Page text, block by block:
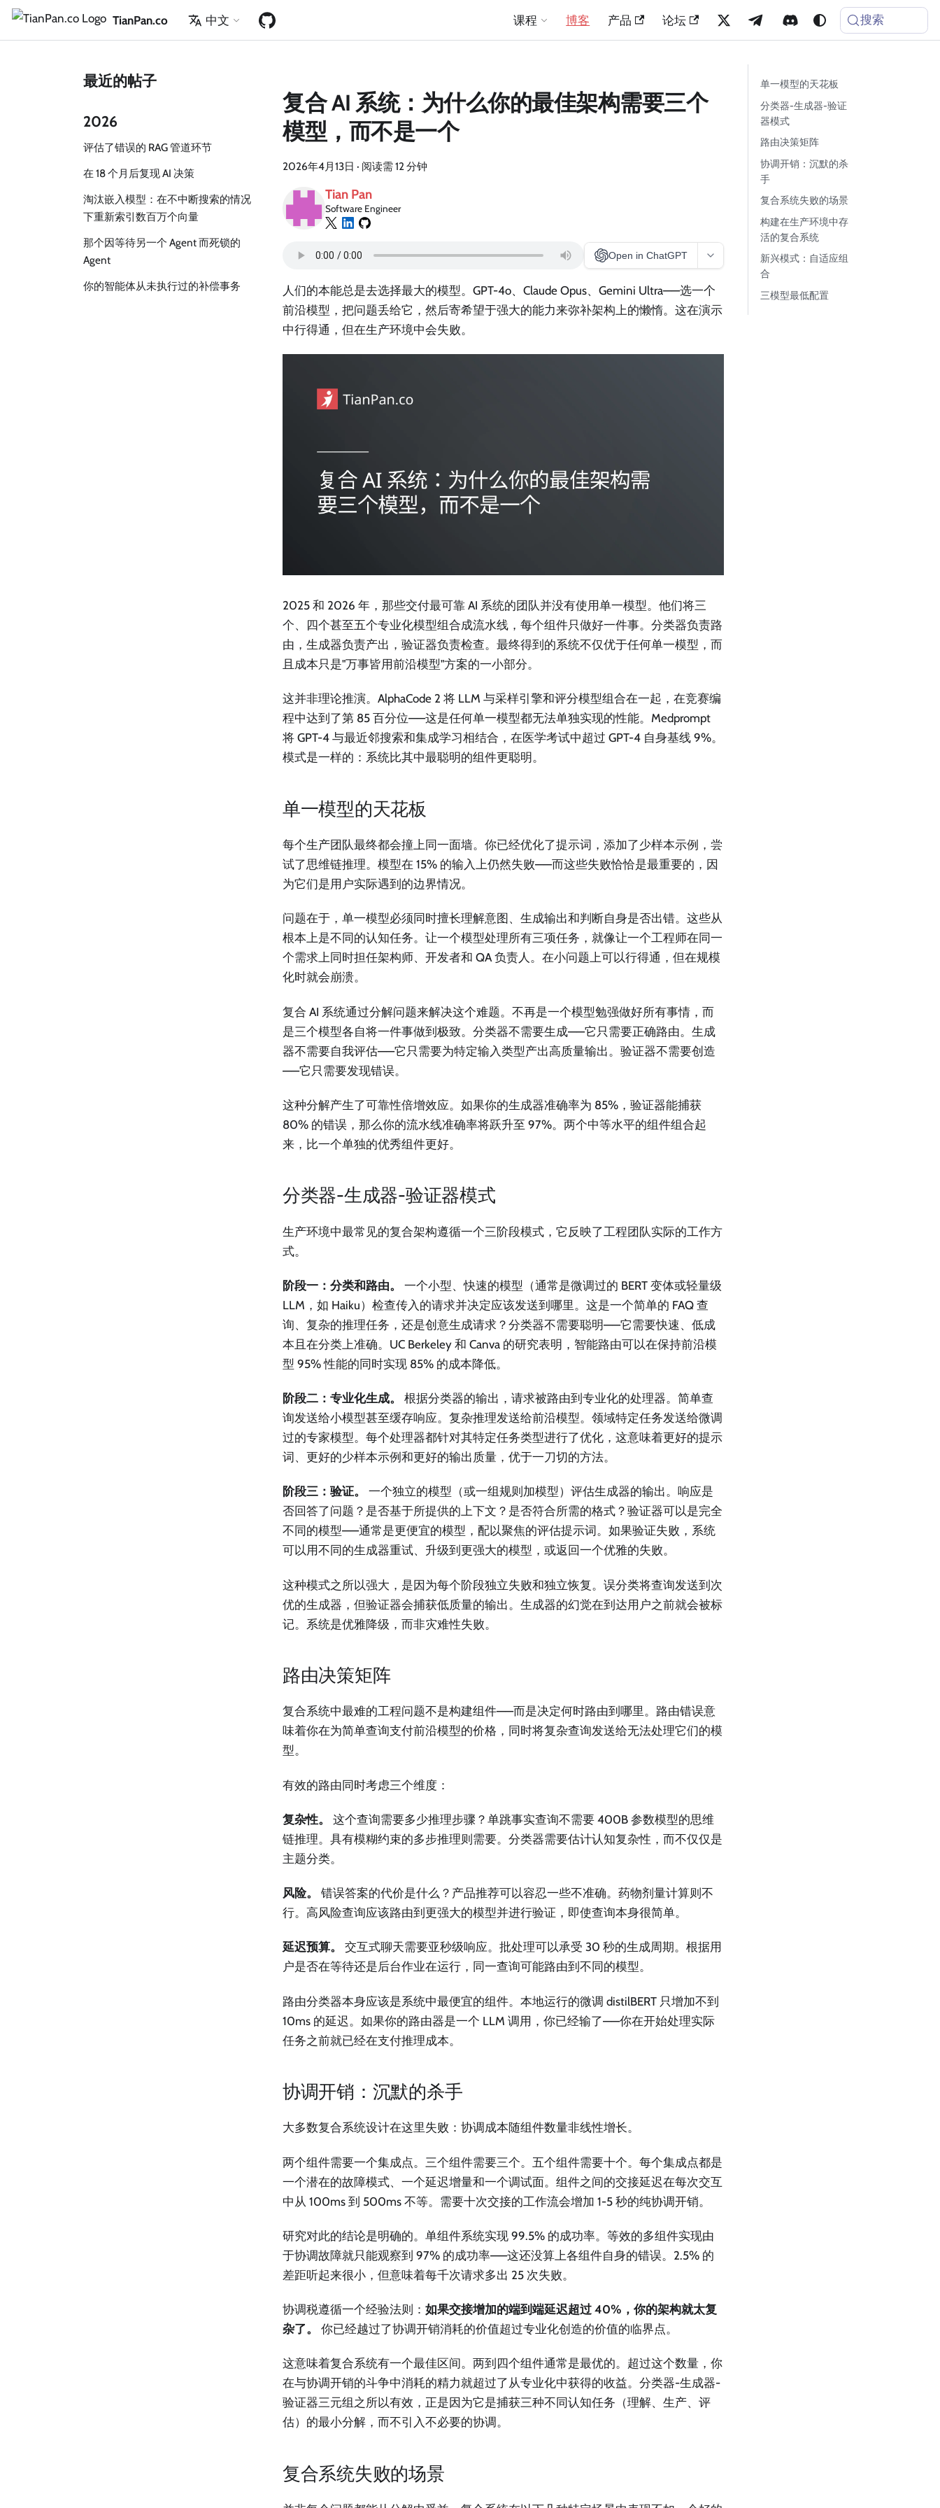
TianPan.co 中文 课程 博客 产品 论坛 搜索
最近的帖子
2026
评估了错误的 RAG 管道环节
在 18 个月后复现 AI 决策
淘汰嵌入模型：在不中断搜索的情况
下重新索引数百万个向量
那个因等待另一个 Agent 而死锁的
Agent
你的智能体从未执行过的补偿事务
复合 AI 系统：为什么你的最佳架构需要三个
模型，而不是一个
2026年4月13日 · 阅读需 12 分钟
Tian Pan
Software Engineer
Open in ChatGPT
人们的本能总是去选择最大的模型。GPT-4o、Claude Opus、Gemini Ultra——选一个
前沿模型，把问题丢给它，然后寄希望于强大的能力来弥补架构上的懒惰。这在演示
中行得通，但在生产环境中会失败。
2025 和 2026 年，那些交付最可靠 AI 系统的团队并没有使用单一模型。他们将三
个、四个甚至五个专业化模型组合成流水线，每个组件只做好一件事。分类器负责路
由，生成器负责产出，验证器负责检查。最终得到的系统不仅优于任何单一模型，而
且成本只是"万事皆用前沿模型"方案的一小部分。
这并非理论推演。AlphaCode 2 将 LLM 与采样引擎和评分模型组合在一起，在竞赛编
程中达到了第 85 百分位——这是任何单一模型都无法单独实现的性能。Medprompt
将 GPT-4 与最近邻搜索和集成学习相结合，在医学考试中超过 GPT-4 自身基线 9%。
模式是一样的：系统比其中最聪明的组件更聪明。
单一模型的天花板
每个生产团队最终都会撞上同一面墙。你已经优化了提示词，添加了少样本示例，尝
试了思维链推理。模型在 15% 的输入上仍然失败——而这些失败恰恰是最重要的，因
为它们是用户实际遇到的边界情况。
问题在于，单一模型必须同时擅长理解意图、生成输出和判断自身是否出错。这些从
根本上是不同的认知任务。让一个模型处理所有三项任务，就像让一个工程师在同一
个需求上同时担任架构师、开发者和 QA 负责人。在小问题上可以行得通，但在规模
化时就会崩溃。
复合 AI 系统通过分解问题来解决这个难题。不再是一个模型勉强做好所有事情，而
是三个模型各自将一件事做到极致。分类器不需要生成——它只需要正确路由。生成
器不需要自我评估——它只需要为特定输入类型产出高质量输出。验证器不需要创造
——它只需要发现错误。
这种分解产生了可靠性倍增效应。如果你的生成器准确率为 85%，验证器能捕获
80% 的错误，那么你的流水线准确率将跃升至 97%。两个中等水平的组件组合起
来，比一个单独的优秀组件更好。
分类器-生成器-验证器模式
生产环境中最常见的复合架构遵循一个三阶段模式，它反映了工程团队实际的工作方
式。
阶段一：分类和路由。
一个小型、快速的模型（通常是微调过的 BERT 变体或轻量级
LLM，如 Haiku）检查传入的请求并决定应该发送到哪里。这是一个简单的 FAQ 查
询、复杂的推理任务，还是创意生成请求？分类器不需要聪明——它需要快速、低成
本且在分类上准确。UC Berkeley 和 Canva 的研究表明，智能路由可以在保持前沿模
型 95% 性能的同时实现 85% 的成本降低。
阶段二：专业化生成。
根据分类器的输出，请求被路由到专业化的处理器。简单查
询发送给小模型甚至缓存响应。复杂推理发送给前沿模型。领域特定任务发送给微调
过的专家模型。每个处理器都针对其特定任务类型进行了优化，这意味着更好的提示
词、更好的少样本示例和更好的输出质量，优于一刀切的方法。
阶段三：验证。
一个独立的模型（或一组规则加模型）评估生成器的输出。响应是
否回答了问题？是否基于所提供的上下文？是否符合所需的格式？验证器可以是完全
不同的模型——通常是更便宜的模型，配以聚焦的评估提示词。如果验证失败，系统
可以用不同的生成器重试、升级到更强大的模型，或返回一个优雅的失败。
这种模式之所以强大，是因为每个阶段独立失败和独立恢复。误分类将查询发送到次
优的生成器，但验证器会捕获低质量的输出。生成器的幻觉在到达用户之前就会被标
记。系统是优雅降级，而非灾难性失败。
路由决策矩阵
复合系统中最难的工程问题不是构建组件——而是决定何时路由到哪里。路由错误意
味着你在为简单查询支付前沿模型的价格，同时将复杂查询发送给无法处理它们的模
型。
有效的路由同时考虑三个维度：
复杂性。
这个查询需要多少推理步骤？单跳事实查询不需要 400B 参数模型的思维
链推理。具有模糊约束的多步推理则需要。分类器需要估计认知复杂性，而不仅仅是
主题分类。
风险。
错误答案的代价是什么？产品推荐可以容忍一些不准确。药物剂量计算则不
行。高风险查询应该路由到更强大的模型并进行验证，即使查询本身很简单。
延迟预算。
交互式聊天需要亚秒级响应。批处理可以承受 30 秒的生成周期。根据用
户是否在等待还是后台作业在运行，同一查询可能路由到不同的模型。
路由分类器本身应该是系统中最便宜的组件。本地运行的微调 distilBERT 只增加不到
10ms 的延迟。如果你的路由器是一个 LLM 调用，你已经输了——你在开始处理实际
任务之前就已经在支付推理成本。
协调开销：沉默的杀手
大多数复合系统设计在这里失败：协调成本随组件数量非线性增长。
两个组件需要一个集成点。三个组件需要三个。五个组件需要十个。每个集成点都是
一个潜在的故障模式、一个延迟增量和一个调试面。组件之间的交接延迟在每次交互
中从 100ms 到 500ms 不等。需要十次交接的工作流会增加 1-5 秒的纯协调开销。
研究对此的结论是明确的。单组件系统实现 99.5% 的成功率。等效的多组件实现由
于协调故障就只能观察到 97% 的成功率——这还没算上各组件自身的错误。2.5% 的
差距听起来很小，但意味着每千次请求多出 25 次失败。
协调税遵循一个经验法则： 如果交接增加的端到端延迟超过 40%，你的架构就太复
杂了。
你已经越过了协调开销消耗的价值超过专业化创造的价值的临界点。
这意味着复合系统有一个最佳区间。两到四个组件通常是最优的。超过这个数量，你
在与协调开销的斗争中消耗的精力就超过了从专业化中获得的收益。分类器-生成器-
验证器三元组之所以有效，正是因为它是捕获三种不同认知任务（理解、生产、评
估）的最小分解，而不引入不必要的协调。
复合系统失败的场景
单一模型的天花板
分类器-生成器-验证
器模式
路由决策矩阵
协调开销：沉默的杀
手
复合系统失败的场景
构建在生产环境中存
活的复合系统
新兴模式：自适应组
合
三模型最低配置